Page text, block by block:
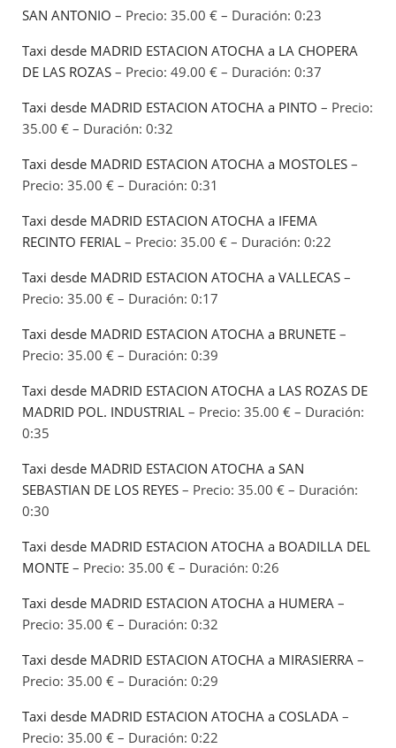
SAN ANTONIO – Precio: 35.00 € – Duración: 0:23
Taxi desde MADRID ESTACION ATOCHA a LA CHOPERA
DE LAS ROZAS – Precio: 49.00 € – Duración: 0:37
Taxi desde MADRID ESTACION ATOCHA a PINTO – Precio:
35.00 € – Duración: 0:32
Taxi desde MADRID ESTACION ATOCHA a MOSTOLES –
Precio: 35.00 € – Duración: 0:31
Taxi desde MADRID ESTACION ATOCHA a IFEMA
RECINTO FERIAL – Precio: 35.00 € – Duración: 0:22
Taxi desde MADRID ESTACION ATOCHA a VALLECAS –
Precio: 35.00 € – Duración: 0:17
Taxi desde MADRID ESTACION ATOCHA a BRUNETE –
Precio: 35.00 € – Duración: 0:39
Taxi desde MADRID ESTACION ATOCHA a LAS ROZAS DE
MADRID POL. INDUSTRIAL – Precio: 35.00 € – Duración:
0:35
Taxi desde MADRID ESTACION ATOCHA a SAN
SEBASTIAN DE LOS REYES – Precio: 35.00 € – Duración:
0:30
Taxi desde MADRID ESTACION ATOCHA a BOADILLA DEL
MONTE – Precio: 35.00 € – Duración: 0:26
Taxi desde MADRID ESTACION ATOCHA a HUMERA –
Precio: 35.00 € – Duración: 0:32
Taxi desde MADRID ESTACION ATOCHA a MIRASIERRA –
Precio: 35.00 € – Duración: 0:29
Taxi desde MADRID ESTACION ATOCHA a COSLADA –
Precio: 35.00 € – Duración: 0:22